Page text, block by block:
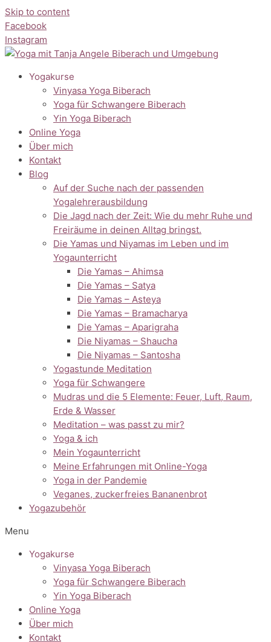
Skip to content
Facebook
Instagram
Yogakurse
Vinyasa Yoga Biberach
Yoga für Schwangere Biberach
Yin Yoga Biberach
Online Yoga
Über mich
Kontakt
Blog
Auf der Suche nach der passenden
Yogalehrerausbildung
Die Jagd nach der Zeit: Wie du mehr Ruhe und
Freiräume in deinen Alltag bringst.
Die Yamas und Niyamas im Leben und im
Yogaunterricht
Die Yamas – Ahimsa
Die Yamas – Satya
Die Yamas – Asteya
Die Yamas – Bramacharya
Die Yamas – Aparigraha
Die Niyamas – Shaucha
Die Niyamas – Santosha
Yogastunde Meditation
Yoga für Schwangere
Mudras und die 5 Elemente: Feuer, Luft, Raum,
Erde & Wasser
Meditation – was passt zu mir?
Yoga & ich
Mein Yogaunterricht
Meine Erfahrungen mit Online-Yoga
Yoga in der Pandemie
Veganes, zuckerfreies Bananenbrot
Yogazubehör
Menu
Yogakurse
Vinyasa Yoga Biberach
Yoga für Schwangere Biberach
Yin Yoga Biberach
Online Yoga
Über mich
Kontakt